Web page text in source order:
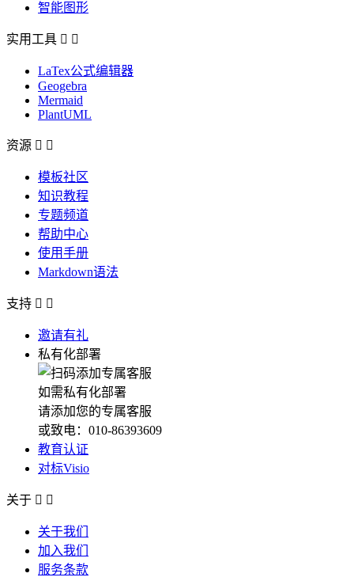
智能图形
实用工具  
LaTex公式编辑器
Geogebra
Mermaid
PlantUML
资源  
模板社区
知识教程
专题频道
帮助中心
使用手册
Markdown语法
支持  
邀请有礼
私有化部署
如需私有化部署
请添加您的专属客服
或致电：010-86393609
教育认证
对标Visio
关于  
关于我们
加入我们
服务条款